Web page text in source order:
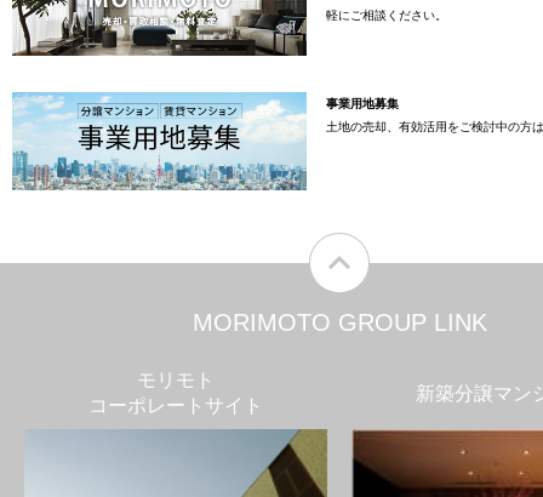
軽にご相談ください。
事業用地募集
土地の売却、有効活用をご検討中の方
MORIMOTO GROUP LINK
モリモト
コーポレートサイト
新築分譲マン